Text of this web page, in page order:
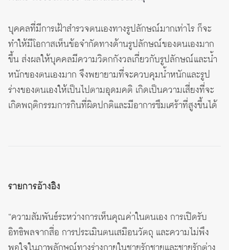
บุคคลที่มีการเฝ้าสำรวจตนเองทางรูปลักษณ์มากเท่าไร ก็จะ
ทำให้มีโอกาสเห็นข้อจำกัดทางด้านรูปลักษณ์ของตนเองมาก
ขึ้น ส่งผลให้บุคคลมีความวิตกกังวลเกี่ยวกับรูปลักษณ์และน้ำ
หนักของตนเองมาก จึงพยายามที่จะควบคุมน้ำหนักและรูป
ร่างของตนเองให้เป็นไปตามอุดมคติ เกิดเป็นความเสี่ยงที่จะ
เกิดพฤติกรรมการกินที่ผิดปกติและมีอาการซึมเศร้าที่สูงขึ้นได้
รายการอ้างอิง
“ความสัมพันธ์ระหว่างการเห็นคุณค่าในตนเอง การเปิดรับ
อิทธิพลจากสื่อ การประเมินตนเสมือนวัตถุ และความไม่พึง